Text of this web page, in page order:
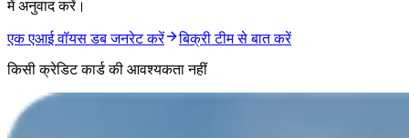
में अनुवाद करें।
एक एआई वॉयस डब जनरेट करें
बिक्री टीम से बात करें
किसी क्रेडिट कार्ड की आवश्यकता नहीं